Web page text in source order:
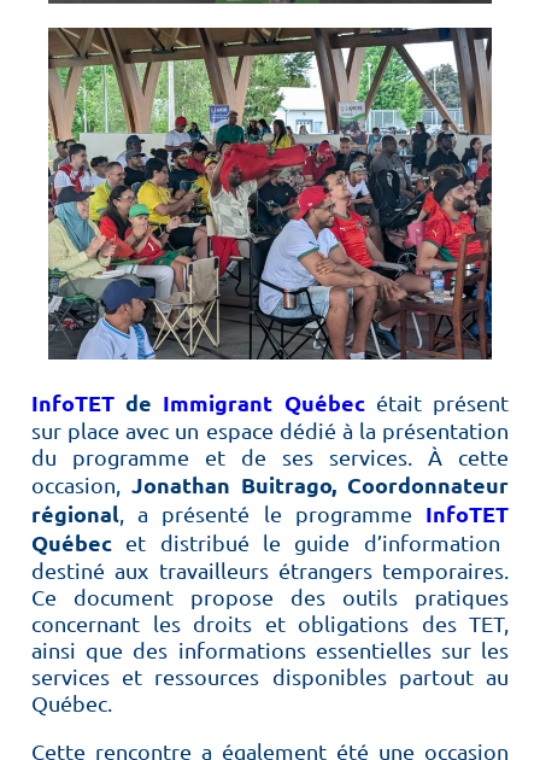
InfoTET de Immigrant Québecétait présent
sur place avec un espace dédié à la présentation
du programme et de ses services. À cette
occasion, Jonathan Buitrago, Coordonnateur
régional, a présenté le programme InfoTET
Québec et distribué le guide d’information
destiné aux travailleurs étrangers temporaires.
Ce document propose des outils pratiques
concernant les droits et obligations des TET,
ainsi que des informations essentielles sur les
services et ressources disponibles partout au
Québec.
Cette rencontre a également été une occasion